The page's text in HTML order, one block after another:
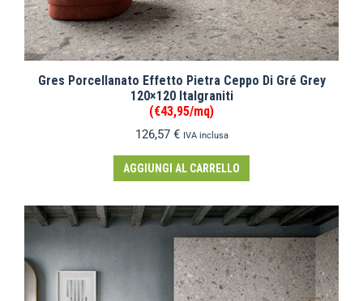
Gres Porcellanato Effetto Pietra Ceppo Di Gré Grey
120×120 Italgraniti
(€43,95/mq)
126,57 € IVA inclusa
AGGIUNGI AL CARRELLO